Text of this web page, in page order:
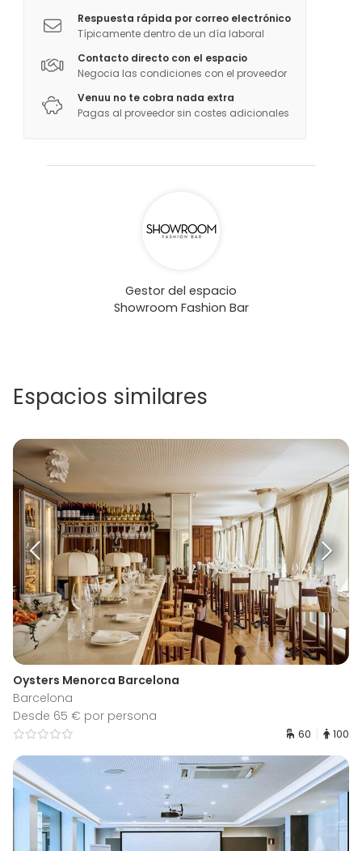
Respuesta rápida por correo electrónico
Típicamente dentro de un día laboral
Contacto directo con el espacio
Negocia las condiciones con el proveedor
Venuu no te cobra nada extra
Pagas al proveedor sin costes adicionales
Gestor del espacio
Showroom Fashion Bar
Espacios similares
Oysters Menorca Barcelona
Barcelona
Desde 65 € por persona
60 100